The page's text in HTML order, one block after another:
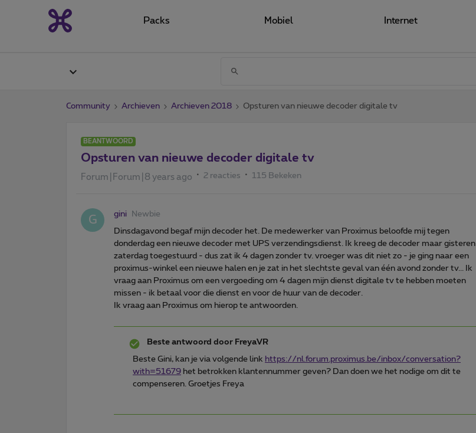
Packs Mobiel Internet
Community Archieven Archieven 2018 Opsturen van nieuwe decoder digitale tv
BEANTWOORD
Opsturen van nieuwe decoder digitale tv
Forum|Forum|8 years ago 2 reacties 115 Bekeken
G gini Newbie
Dinsdagavond begaf mijn decoder het. De medewerker van Proximus beloofde mij tegen
donderdag een nieuwe decoder met UPS verzendingsdienst. Ik kreeg de decoder maar gisteren
zaterdag toegestuurd - dus zat ik 4 dagen zonder tv. vroeger was dit niet zo - je ging naar een
proximus-winkel een nieuwe halen en je zat in het slechtste geval van één avond zonder tv... Ik
vraag aan Proximus om een vergoeding om 4 dagen mijn dienst digitale tv te hebben moeten
missen - ik betaal voor die dienst en voor de huur van de decoder.
Ik vraag aan Proximus om hierop te antwoorden.
Beste antwoord door FreyaVR
Beste Gini, kan je via volgende link https://nl. forum.proximus.be/inbox/conversation?
with=51679 het betrokken klantennummer geven? Dan doen we het nodige om dit te
compenseren. Groetjes Freya